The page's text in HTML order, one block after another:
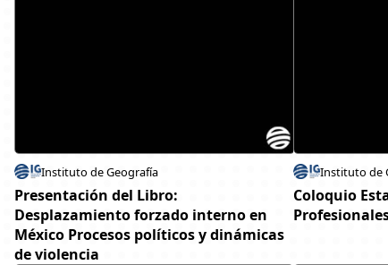
Instituto de Geografía
Presentación del Libro:
Desplazamiento forzado interno en
México Procesos políticos y dinámicas
de violencia
Instituto de
Coloquio